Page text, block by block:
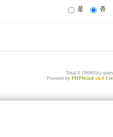
是 否
Total 0.196902(s)
Powered by PHPWind v6.0